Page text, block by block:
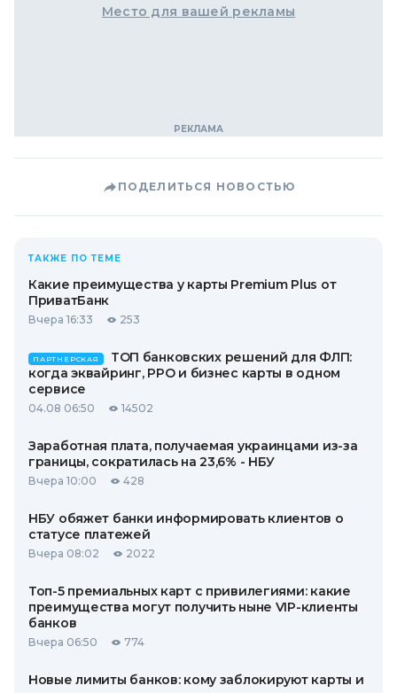
Место для вашей рекламы
ПОДЕЛИТЬСЯ НОВОСТЬЮ
ТАКЖЕ ПО ТЕМЕ
Какие преимущества у карты Premium Plus от
ПриватБанк
Вчера 16:33 253
ПАРТНЕРСКАЯ
ТОП банковских решений для ФЛП:
когда эквайринг, РРО и бизнес карты в одном
сервисе
04.08 06:50 14502
Заработная плата, получаемая украинцами из-за
границы, сократилась на 23,6% - НБУ
Вчера 10:00 428
НБУ обяжет банки информировать клиентов о
статусе платежей
Вчера 08:02 2022
Топ-5 премиальных карт с привилегиями: какие
преимущества могут получить ныне VIP-клиенты
банков
Вчера 06:50 774
Новые лимиты банков: кому заблокируют карты и